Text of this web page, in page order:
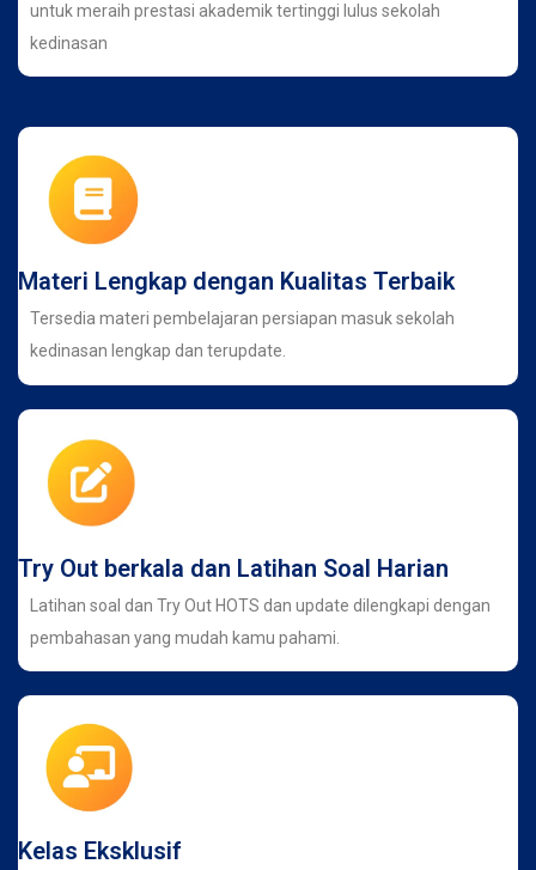
untuk meraih prestasi akademik tertinggi lulus sekolah
kedinasan
Materi Lengkap dengan Kualitas Terbaik
Tersedia materi pembelajaran persiapan masuk sekolah
kedinasan lengkap dan terupdate.
Try Out berkala dan Latihan Soal Harian
Latihan soal dan Try Out HOTS dan update dilengkapi dengan
pembahasan yang mudah kamu pahami.
Kelas Eksklusif